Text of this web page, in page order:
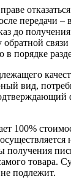
передачи –
до
обратной
порядке
вид,
100%
получения
товара.
не подлежит.